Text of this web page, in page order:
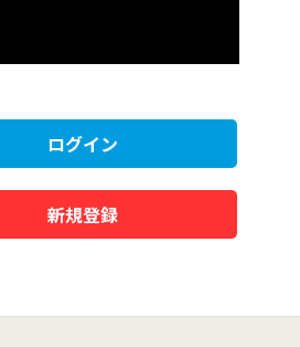
ログイン
新規登録